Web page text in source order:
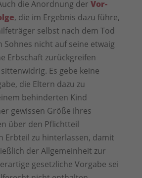
die Anordnung der Vor-
, die im Ergebnis dazu führe,
selbst nach dem Tod
Sohnes nicht auf seine etwaig
Erbschaft zurückgreifen
Es gebe keine
die Eltern dazu zu
behinderten Kind
gewissen Größe ihres
über den Pflichtteil
Erbteil zu hinterlassen, damit
der Allgemeinheit zur
gesetzliche Vorgabe sei